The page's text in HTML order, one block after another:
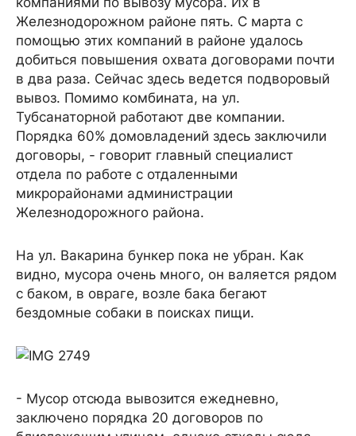
Железнодорожном районе пять. С марта с
помощью этих компаний в районе удалось
добиться повышения охвата договорами почти
в два раза. Сейчас здесь ведется подворовый
вывоз. Помимо комбината, на ул.
Тубсанаторной работают две компании.
Порядка 60% домовладений здесь заключили
договоры, - говорит главный специалист
отдела по работе с отдаленными
микрорайонами администрации
Железнодорожного района.
На ул. Вакарина бункер пока не убран. Как
видно, мусора очень много, он валяется рядом
с баком, в овраге, возле бака бегают
бездомные собаки в поисках пищи.
- Мусор отсюда вывозится ежедневно,
заключено порядка 20 договоров по